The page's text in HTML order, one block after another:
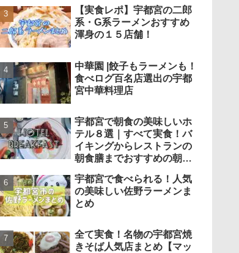
【実食レポ】宇都宮の二郎
系・G系ラーメンおすすめ
渾身の１５店舗！
中華園 |餃子もラーメンも！
食べログ百名店選出の宇都
宮中華料理店
宇都宮で朝食の美味しいホ
テル８選｜すべて実食！バ
イキングからレストランの
朝食膳までおすすめの朝食
宇都宮で食べられる！人気
の美味しい佐野ラーメンま
とめ
全て実食！名物の宇都宮焼
きそば人気店まとめ【マッ